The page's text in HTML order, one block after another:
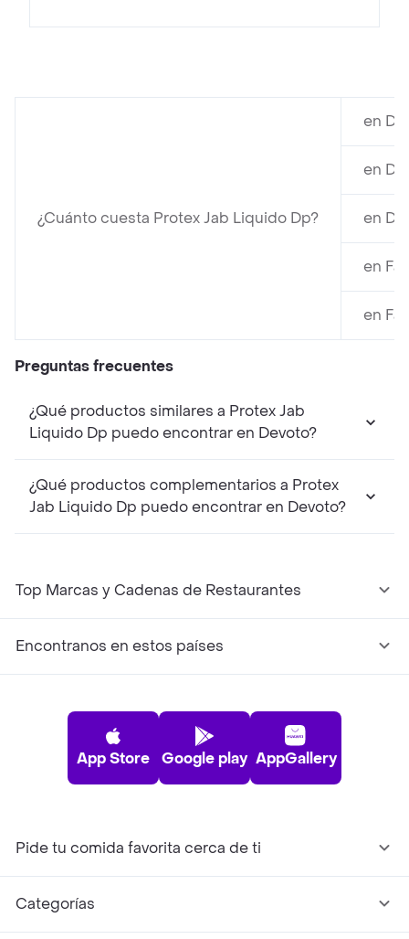
¿Cuánto cuesta Protex Jab Liquido Dp?
en
en
en
en
en
Preguntas frecuentes
¿Qué productos similares a Protex Jab
Liquido Dp puedo encontrar en Devoto?
¿Qué productos complementarios a Protex
Jab Liquido Dp puedo encontrar en Devoto?
Top Marcas y Cadenas de Restaurantes
Encontranos en estos países
App Store Google play AppGallery
Pide tu comida favorita cerca de ti
Categorías